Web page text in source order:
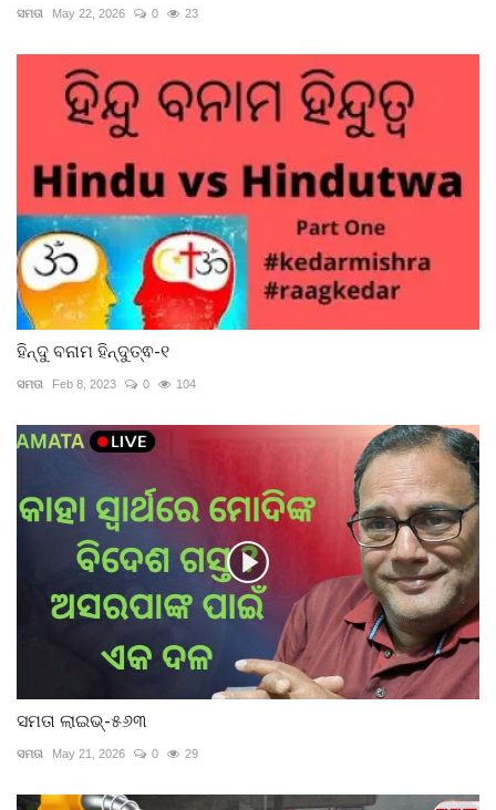
ସମତା May 22, 2026 0 23
ହିନ୍ଦୁ ବନାମ ହିନ୍ଦୁତ୍ଵ-୧
ସମତା Feb 8, 2023 0 104
ସମତା ଲାଇଭ୍-୫୬୩
ସମତା May 21, 2026 0 29